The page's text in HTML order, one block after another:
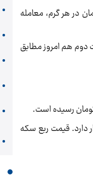
و با افت به کانال 6.4 میلیون تومانی، روی قیمت 6 میلیون و 430 هزار تومان در هر گرم، معامله
است. قیمت طلای دست دوم هم امروز مطابق
و قیمت نیم سکه در سطح 42 میلیون و 200 هزار تومان قرار دارد. قیمت ربع سکه